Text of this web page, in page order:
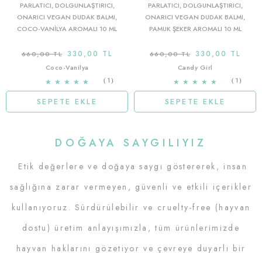
PARLATICI, DOLGUNLAŞTIRICI,
ONARICI VEGAN DUDAK BALMI,
COCO-VANILYA AROMALI 10 ML
1
330,00 TL
660,00 TL
Coco-Vanilya
★ ★ ★ ★ ★
SEPETE EKLE
PARLATICI, DOLGUNLAŞTIRICI,
ONARICI VEGAN DUDAK BALMI,
PAMUK ŞEKER AROMALI 10 ML
1
330,00 TL
660,00 TL
Candy Girl
★ ★ ★ ★ ★
SEPETE EKLE
DOĞAYA SAYGILIYIZ
Etik değerlere ve doğaya saygı göstererek, insan
sağlığına zarar vermeyen, güvenli ve etkili içerikler
kullanıyoruz. Sürdürülebilir ve cruelty-free (hayvan
dostu) üretim anlayışımızla, tüm ürünlerimizde
hayvan haklarını gözetiyor ve çevreye duyarlı bir